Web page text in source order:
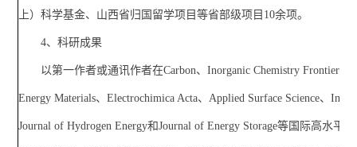
上）科学基金、山西省归国留学项目等省部级项目10余项。
4、科研成果
以第一作者或通讯作者在Carbon、Inorganic Chemistry Frontier、
Energy Materials、Electrochimica Acta、Applied Surface Science、
Journal of Hydrogen Energy和Journal of Energy Storage等国际高水平